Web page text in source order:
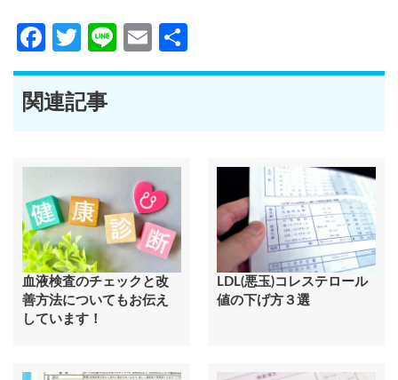
Facebook
Twitter
LineEmail
有
関連記事
血液検査のチェックと改
善方法についてもお伝え
しています！
LDL(悪玉)コレステロール
値の下げ方３選